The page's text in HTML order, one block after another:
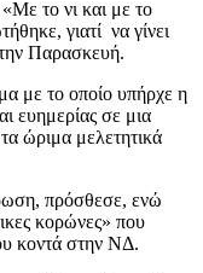
«Με το νι και με το
γιατί να γίνει
Παρασκευή.
με το οποίο υπήρχε η
ευημερίας σε μια
ώριμα μελετητικά
πρόσθεσε, ενώ
κορώνες» που
κοντά στην ΝΔ.